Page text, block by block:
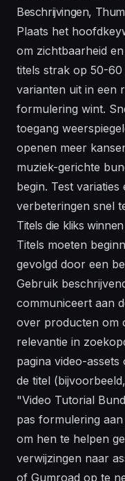
Beschrijvingen,
Plaats het
om zichtbaarheid
titels strak op 50-
varianten uit in een
formulering wint.
toegang
openen meer
muziek-gerichte
begin. Test
verbeteringen snel
Titels die kliks winnen
Titels moeten
gevolgd door een
Gebruik
communiceert aan
over producten om
relevantie in
pagina video-
de titel
"Video Tutorial
pas formulering
om hen te helpen
verwijzingen naar
of Gumroad op te